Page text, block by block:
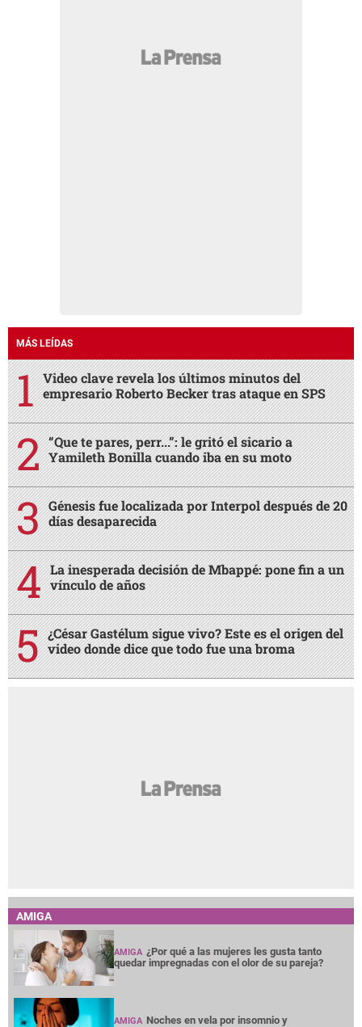
MÁS LEÍDAS
Video clave revela los últimos minutos del
empresario Roberto Becker tras ataque en SPS
“Que te pares, perr...”: le gritó el sicario a
Yamileth Bonilla cuando iba en su moto
Génesis fue localizada por Interpol después de 20
días desaparecida
La inesperada decisión de Mbappé: pone fin a un
vínculo de años
¿César Gastélum sigue vivo? Este es el origen del
video donde dice que todo fue una broma
AMIGA
AMIGA ¿Por qué a las mujeres les gusta tanto
quedar impregnadas con el olor de su pareja?
AMIGA Noches en vela por insomnio y